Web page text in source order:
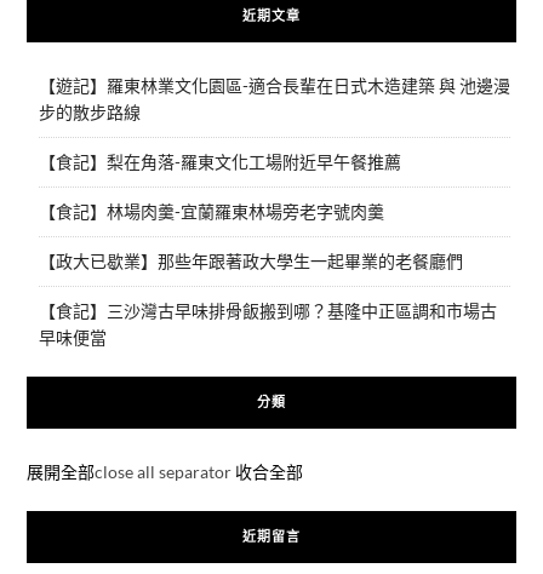
近期文章
【遊記】羅東林業文化園區-適合長輩在日式木造建築 與 池邊漫
步的散步路線
【食記】梨在角落-羅東文化工場附近早午餐推薦
【食記】林場肉羹-宜蘭羅東林場旁老字號肉羹
【政大已歇業】那些年跟著政大學生一起畢業的老餐廳們
【食記】三沙灣古早味排骨飯搬到哪？基隆中正區調和市場古
早味便當
分類
展開全部close all separator 收合全部
近期留言